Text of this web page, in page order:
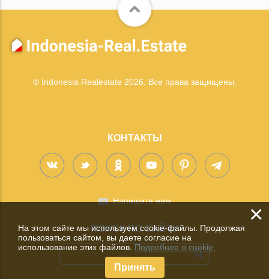
© Indonesia Realestate 2026. Все права защищены.
КОНТАКТЫ
Напишите нам
ПОИСК ПО САЙТУ
×
На этом сайте мы используем cookie-файлы. Продолжая
пользоваться сайтом, вы даете согласие на
использование этих файлов.Подробнее о cookie.
Принять